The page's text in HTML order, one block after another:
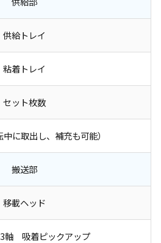
供給トレイ
粘着トレイ
セット枚数
に取出し、補充も可能）
搬送部
移載ヘッド
軸 吸着ピックアップ